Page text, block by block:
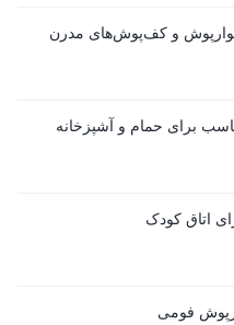
و کف‌پوش‌های مدرن
برای حمام و آشپزخانه
اتاق کودک
فومی